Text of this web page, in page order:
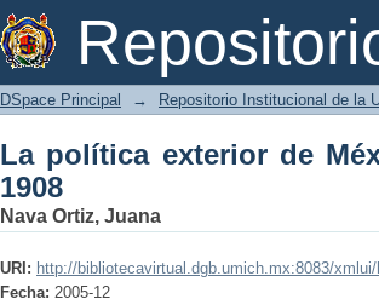
La política exterior de
DSpace Principal → Repositorio Institucional de la
La política exterior de
1908
Nava Ortiz, Juana
URI: http://bibliotecavirtual.dgb.umich.mx:8083/
Fecha: 2005-12